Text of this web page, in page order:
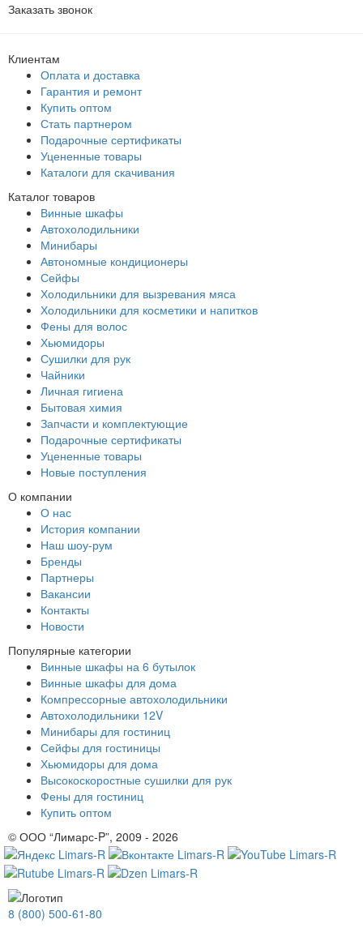
Заказать звонок
Клиентам
Оплата и доставка
Гарантия и ремонт
Купить оптом
Стать партнером
Подарочные сертификаты
Уцененные товары
Каталоги для скачивания
Каталог товаров
Винные шкафы
Автохолодильники
Минибары
Автономные кондиционеры
Сейфы
Холодильники для вызревания мяса
Холодильники для косметики и напитков
Фены для волос
Хьюмидоры
Сушилки для рук
Чайники
Личная гигиена
Бытовая химия
Запчасти и комплектующие
Подарочные сертификаты
Уцененные товары
Новые поступления
О компании
О нас
История компании
Наш шоу-рум
Бренды
Партнеры
Вакансии
Контакты
Новости
Популярные категории
Винные шкафы на 6 бутылок
Винные шкафы для дома
Компрессорные автохолодильники
Автохолодильники 12V
Минибары для гостиниц
Сейфы для гостиницы
Хьюмидоры для дома
Высокоскоростные сушилки для рук
Фены для гостиниц
Купить оптом
© ООО “Лимарс-P”, 2009 - 2026
8 (800) 500-61-80